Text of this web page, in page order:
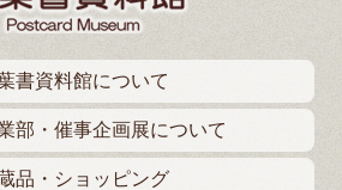
書資料館について
部・催事企画展について
品・ショッピング